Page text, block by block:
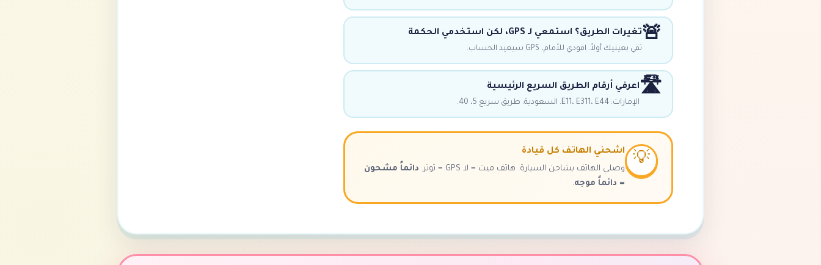
🚨تغيرات الطريق؟ استمعي لـ GPS، لكن استخدمي الحكمة
ثقي بعينيك أولاً. اقودي للأمام، GPS سيعيد الحساب.
🛣️ اعرفي أرقام الطريق السريع الرئيسية
الإمارات: E11، E311، E44. السعودية: طريق سريع 5، 40.
💡
اشحني الهاتف كل قيادة
وصلي الهاتف بشاحن السيارة. هاتف ميت = لا GPS = توتر.
دائماً مشحون
= دائماً موجه.